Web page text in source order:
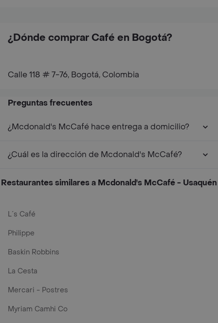
¿Dónde comprar Café en Bogotá?
Calle 118 # 7-76, Bogotá, Colombia
Preguntas frecuentes
¿Mcdonald's McCafé hace entrega a domicilio?
¿Cuál es la dirección de Mcdonald's McCafé?
Restaurantes similares a Mcdonald's McCafé - Usaquén
L´s Café
Philippe
Baskin Robbins
La Cesta
Mercari - Postres
Myriam Camhi Co